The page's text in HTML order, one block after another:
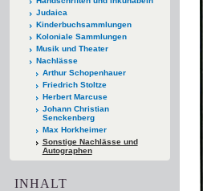
Judaica
Kinderbuchsammlungen
Koloniale Sammlungen
Musik und Theater
Nachlässe
Arthur Schopenhauer
Friedrich Stoltze
Herbert Marcuse
Johann Christian
Senckenberg
Max Horkheimer
Sonstige Nachlässe und
Autographen
INHALT